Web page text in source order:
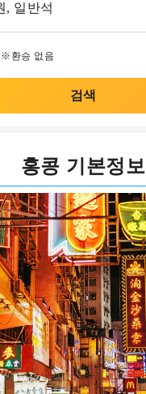
, 일반석
※환승 없음
검색
홍콩 기본정보